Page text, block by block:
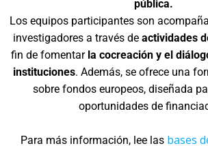
pública.
Los equipos participantes son
investigadores a través de actividades
fin de fomentar la cocreación y el
instituciones. Además, se ofrece una
sobre fondos europeos, diseñada
oportunidades de
Para más información, lee las bases